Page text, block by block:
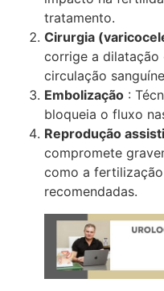
tratamento.
Cirurgia
corrige a dilatação
circulação
Embolização :
bloqueia o fluxo
Reprodução
compromete
como a
recomendadas.